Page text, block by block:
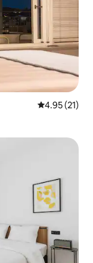
レビュー21
4.95 (21)